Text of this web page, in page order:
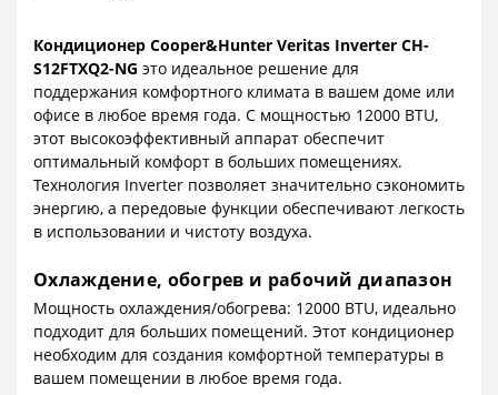
Кондиционер Cooper&Hunter Veritas Inverter CH-
S12FTXQ2-NG это идеальное решение для
поддержания комфортного климата в вашем доме или
офисе в любое время года. С мощностью 12000 BTU,
этот высокоэффективный аппарат обеспечит
оптимальный комфорт в больших помещениях.
Технология Inverter позволяет значительно сэкономить
энергию, а передовые функции обеспечивают легкость
в использовании и чистоту воздуха.
Охлаждение, обогрев и рабочий диапазон
Мощность охлаждения/обогрева: 12000 BTU, идеально
подходит для больших помещений. Этот кондиционер
необходим для создания комфортной температуры в
вашем помещении в любое время года.